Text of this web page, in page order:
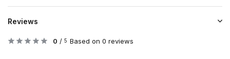
Reviews
0 / 5 Based on 0 reviews